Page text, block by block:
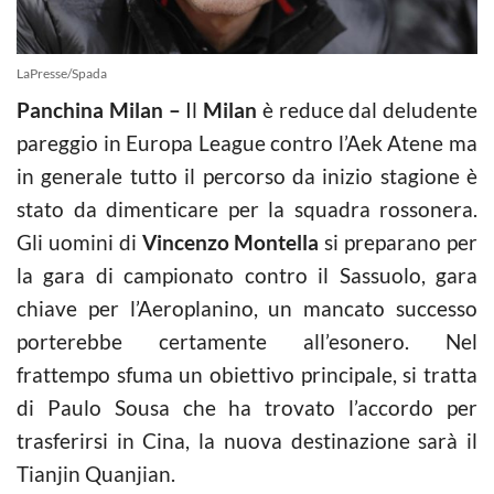
LaPresse/Spada
Panchina Milan – Il Milan è reduce dal deludente
pareggio in Europa League contro l’Aek Atene ma
in generale tutto il percorso da inizio stagione è
stato da dimenticare per la squadra rossonera.
Gli uomini di Vincenzo Montella si preparano per
la gara di campionato contro il Sassuolo, gara
chiave per l’Aeroplanino, un mancato successo
porterebbe certamente all’esonero. Nel
frattempo sfuma un obiettivo principale, si tratta
di Paulo Sousa che ha trovato l’accordo per
trasferirsi in Cina, la nuova destinazione sarà il
Tianjin Quanjian.